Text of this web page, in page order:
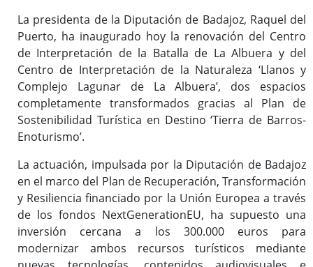
La presidenta de la Diputación de Badajoz, Raquel del
Puerto, ha inaugurado hoy la renovación del Centro
de Interpretación de la Batalla de La Albuera y del
Centro de Interpretación de la Naturaleza ‘Llanos y
Complejo Lagunar de La Albuera’, dos espacios
completamente transformados gracias al Plan de
Sostenibilidad Turística en Destino ‘Tierra de Barros-
Enoturismo’.
La actuación, impulsada por la Diputación de Badajoz
en el marco del Plan de Recuperación, Transformación
y Resiliencia financiado por la Unión Europea a través
de los fondos NextGenerationEU, ha supuesto una
inversión cercana a los 300.000 euros para
modernizar ambos recursos turísticos mediante